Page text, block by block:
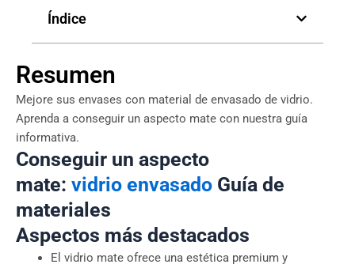
Índice
Resumen
Mejore sus envases con material de envasado de vidrio.
Aprenda a conseguir un aspecto mate con nuestra guía
informativa.
Conseguir un aspecto
mate: vidrio envasado Guía de
materiales
Aspectos más destacados
El vidrio mate ofrece una estética premium y